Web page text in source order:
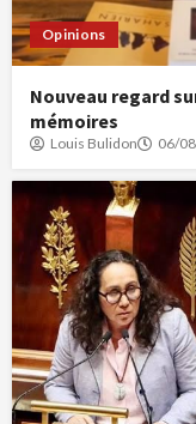
Opinions
Nouveau regard
mémoires
Louis Bulidon 06/